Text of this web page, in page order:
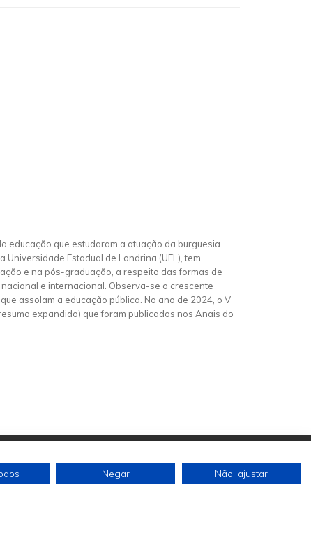
educação que estudaram a atuação da burguesia
Estadual de Londrina (UEL), tem
e na pós-graduação, a respeito das formas de
e internacional. Observa-se o crescente
assolam a educação pública. No ano de 2024, o V
expandido) que foram publicados nos Anais do
Negar Não, ajustar